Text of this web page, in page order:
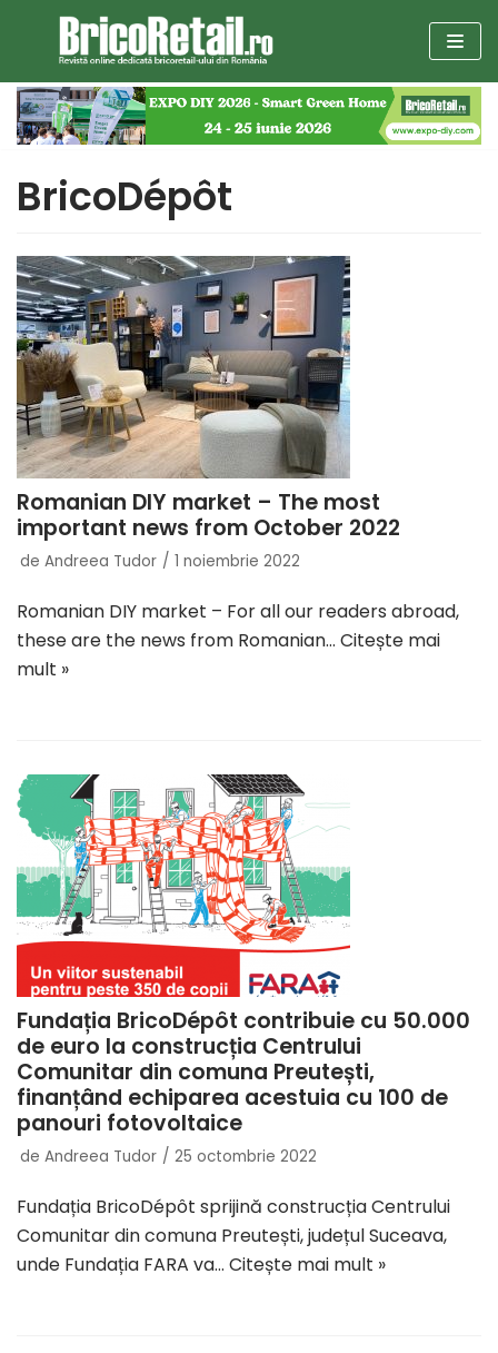
la
conținut
BricoDépôt
Romanian DIY market – The most
important news from October 2022
de Andreea Tudor 1 noiembrie 2022
Romanian DIY market – For all our readers abroad,
these are the news from Romanian… Citește mai
mult »
Fundația BricoDépôt contribuie cu 50.000
de euro la construcția Centrului
Comunitar din comuna Preutești,
finanțând echiparea acestuia cu 100 de
panouri fotovoltaice
de Andreea Tudor 25 octombrie 2022
Fundația BricoDépôt sprijină construcția Centrului
Comunitar din comuna Preutești, județul Suceava,
unde Fundația FARA va… Citește mai mult »